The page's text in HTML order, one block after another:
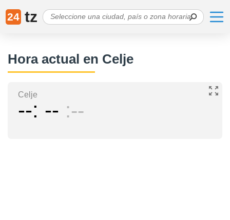
24 tz
Hora actual en Celje
Celje
-- -- --